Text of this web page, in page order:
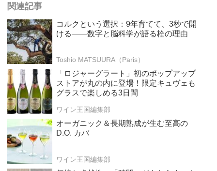
関連記事
コルクという選択：9年育てて、3秒で開
ける——数字と脳科学が語る栓の理由
Toshio MATSUURA（Paris）
「ロジャーグラート」初のポップアップ
ストアが丸の内に登場！限定キュヴェも
グラスで楽しめる3日間
ワイン王国編集部
オーガニック＆長期熟成が生む至高の
D.O. カバ
ワイン王国編集部